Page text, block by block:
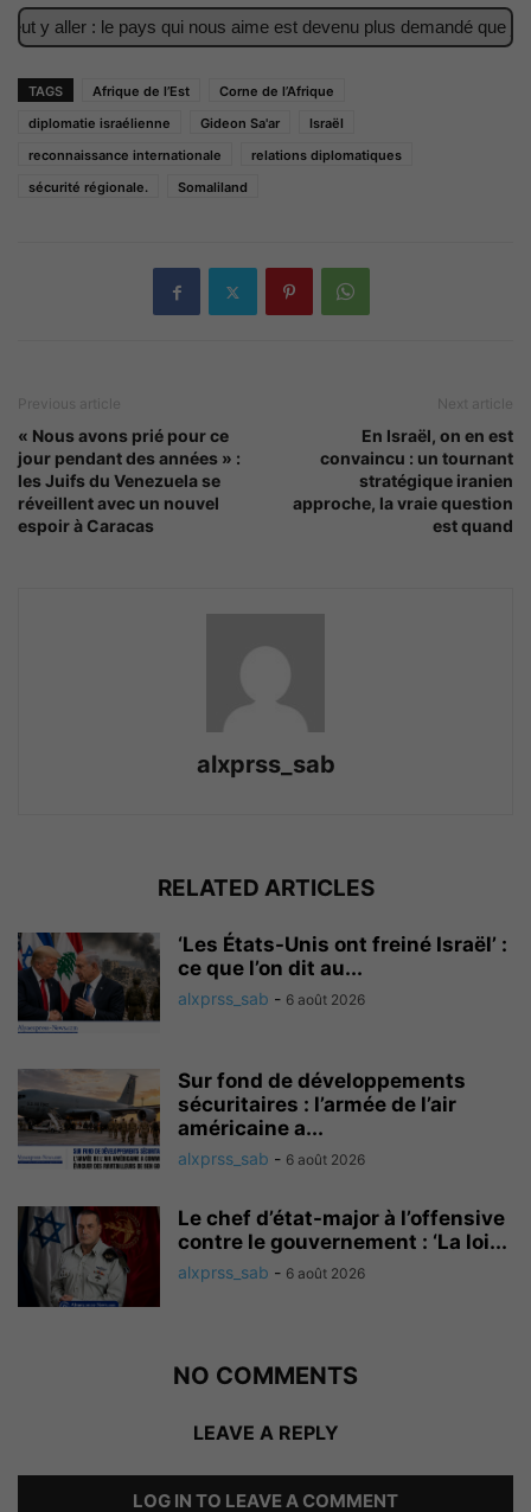
y aller : le pays qui nous aime est devenu plus demandé que
TAGS Afrique de l’Est
Corne de l’Afrique
diplomatie israélienne
Gideon Sa'ar
Israël
reconnaissance internationale
relations diplomatiques
sécurité régionale.
Somaliland
Previous article
« Nous avons prié pour ce
jour pendant des années » :
les Juifs du Venezuela se
réveillent avec un nouvel
espoir à Caracas
Next article
En Israël, on en est
convaincu : un tournant
stratégique iranien
approche, la vraie question
est quand
alxprss_sab
RELATED ARTICLES
‘Les États-Unis ont freiné Israël’ :
ce que l’on dit au...
alxprss_sab - 6 août 2026
Sur fond de développements
sécuritaires : l’armée de l’air
américaine a...
alxprss_sab - 6 août 2026
Le chef d’état-major à l’offensive
contre le gouvernement : ‘La loi...
alxprss_sab - 6 août 2026
NO COMMENTS
LEAVE A REPLY
LOG IN TO LEAVE A COMMENT